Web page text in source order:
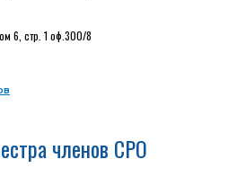
6, стр. 1 оф.300/8
членов СРО